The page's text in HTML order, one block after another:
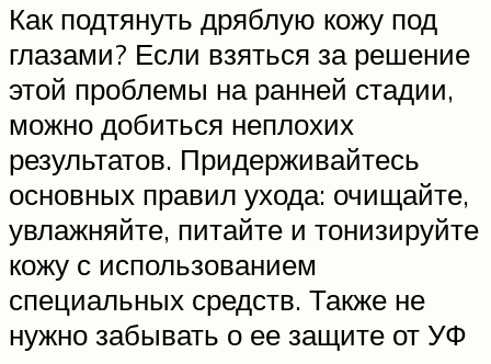
Как подтянуть дряблую кожу под
глазами? Если взяться за решение
этой проблемы на ранней стадии,
можно добиться неплохих
результатов. Придерживайтесь
основных правил ухода: очищайте,
увлажняйте, питайте и тонизируйте
кожу с использованием
специальных средств. Также не
нужно забывать о ее защите от УФ